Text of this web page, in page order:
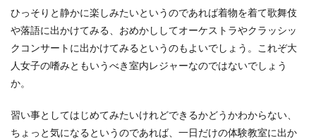
ひっそりと静かに楽しみたいというのであれば着物を着て歌舞伎
や落語に出かけてみる、おめかししてオーケストラやクラッシッ
クコンサートに出かけてみるというのもよいでしょう。これぞ大
人女子の嗜みともいうべき室内レジャーなのではないでしょう
か。
習い事としてはじめてみたいけれどできるかどうかわからない、
ちょっと気になるというのであれば、一日だけの体験教室に出か